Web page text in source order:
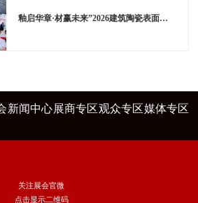
釉启华章·材赢未来”2026建筑陶瓷表面装饰技术发展论坛在广州成功举办
新闻中心展商专区观众专区媒体专区
关注展会官微
点击显示二维码